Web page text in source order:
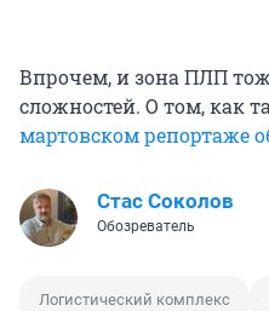
Впрочем, и зона ПЛП
сложностей. О том, как
мартовском репортаже
Стас Соколов
Обозреватель
Логистический комплекс